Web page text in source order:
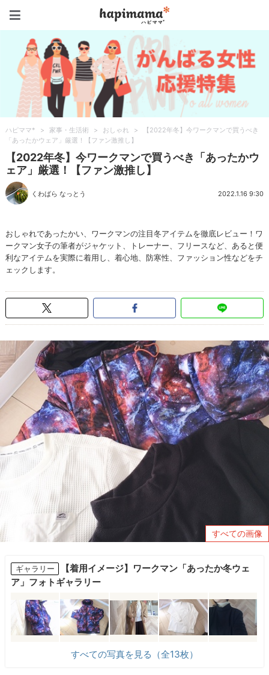
ハピママ* > 家事・生活術 > おしゃれ >
【2022年冬】今ワークマンで買うべき
「あったかウェア」厳選！【ファン激推し】
【2022年冬】今ワークマンで買うべき「あったかウ
ェア」厳選！【ファン激推し】
くわばら なっとう 2022.1.16 9:30
おしゃれであったかい、ワークマンの注目冬アイテムを徹底レビュー！ワ
ークマン女子の筆者がジャケット、トレーナー、フリースなど、あると便
利なアイテムを実際に着用し、着心地、防寒性、ファッション性などをチ
ェックします。
すべての画像
ギャラリー
【着用イメージ】ワークマン「あったか冬ウェ
ア」フォトギャラリー
すべての写真を見る（全13枚）